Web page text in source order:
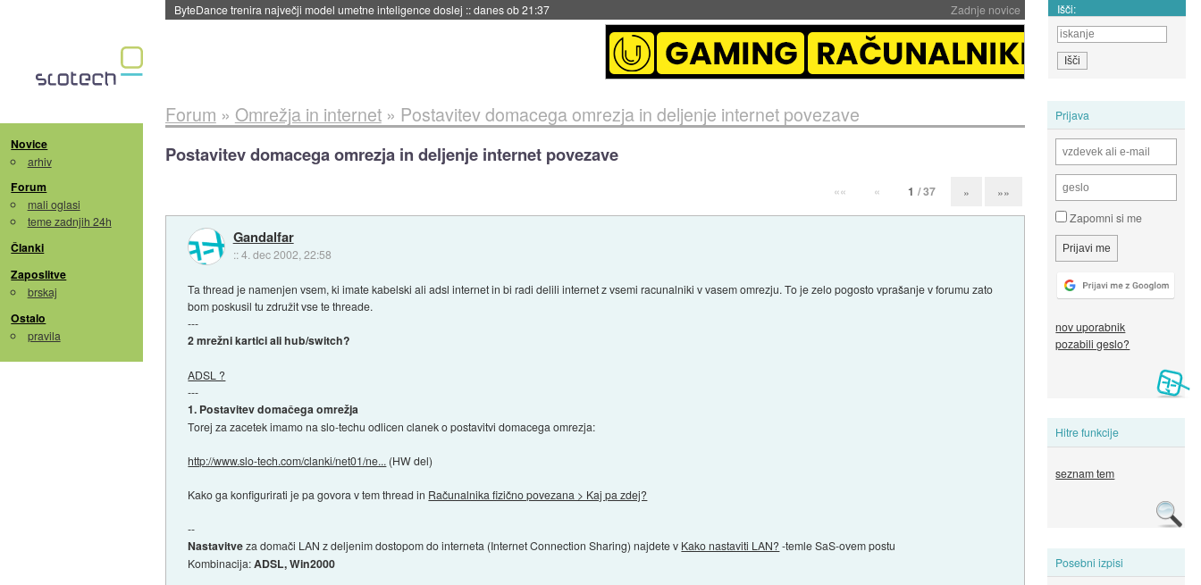
Zadnje novice
ByteDance trenira največji model umetne inteligence doslej ::danes ob 21:37 Išči:
Novice
arhiv
Forum
mali oglasi
teme zadnjih 24h
Članki
Zaposlitve
brskaj
Ostalo
pravila
Prijava
Zapomni si me
nov uporabnik
pozabili geslo?
Hitre funkcije
seznam tem
Posebni izpisi
Forum » Omrežja in internet» Postavitev domacega omrezja in deljenje internet povezave
Postavitev domacega omrezja in deljenje internet povezave
«« « 1 / 37 » »»
Gandalfar
::4. dec 2002, 22:58
Ta thread je namenjen vsem, ki imate kabelski ali adsl internet in bi radi delili internet z vsemi racunalniki v vasem omrezju. To je zelo pogosto vprašanje v forumu zato
bom poskusil tu združit vse te threade.
---
2 mrežni kartici ali hub/switch?
ADSL ?
---
1. Postavitev domačega omrežja
Torej za zacetek imamo na slo-techu odlicen clanek o postavitvi domacega omrezja:
http://www.slo-tech.com/clanki/net01/ne... (HW del)
Kako ga konfigurirati je pa govora v tem thread in Računalnika fizično povezana > Kaj pa zdej?
--
Nastavitveza domači LAN z deljenim dostopom do interneta (Internet Connection Sharing) najdete v Kako nastaviti LAN? -temle SaS-ovem postu
Kombinacija:ADSL, Win2000